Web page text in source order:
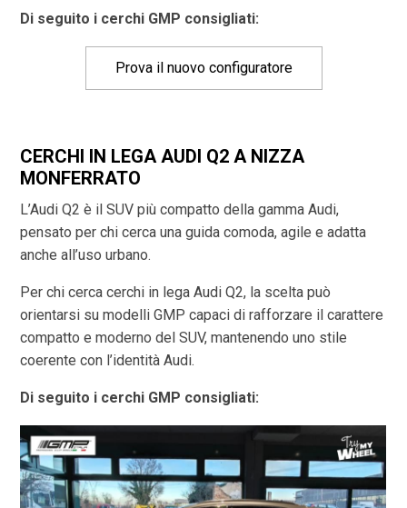
Di seguito i cerchi GMP consigliati:
Prova il nuovo configuratore
CERCHI IN LEGA AUDI Q2 A NIZZA
MONFERRATO
L’Audi Q2 è il SUV più compatto della gamma Audi,
pensato per chi cerca una guida comoda, agile e adatta
anche all’uso urbano.
Per chi cerca cerchi in lega Audi Q2, la scelta può
orientarsi su modelli GMP capaci di rafforzare il carattere
compatto e moderno del SUV, mantenendo uno stile
coerente con l’identità Audi.
Di seguito i cerchi GMP consigliati: